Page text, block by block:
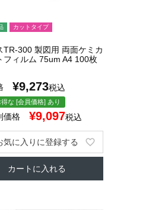
カットタイプ
TR-300 製図用 両面ケミカ
フィルム 75um A4 100枚
¥9,273税込
な [会員価格] あり
価格 ¥9,097税込
カートに入れる
気に入りに登録する